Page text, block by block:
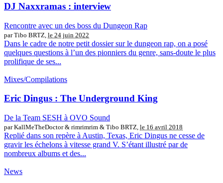
DJ Naxxramas : interview
Rencontre avec un des boss du Dungeon Rap
par Tibo BRTZ, le 24 juin 2022
Dans le cadre de notre petit dossier sur le dungeon rap, on a posé
quelques questions à l’un des pionniers du genre, sans-doute le plus
prolifique de ses...
Mixes/Compilations
Eric Dingus : The Underground King
De la Team SESH à OVO Sound
par KallMeTheDoctor & rimrimrim & Tibo BRTZ, le 16 avril 2018
Replié dans son repère à Austin, Texas, Eric Dingus ne cesse de
gravir les échelons à vitesse grand V. S’étant illustré par de
nombreux albums et des...
News